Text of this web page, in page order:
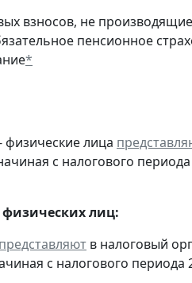
взносов, не
пенсионное
*
физические лица
с налогового
лиц:
представляют в налоговый
с налогового периода